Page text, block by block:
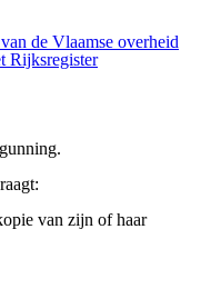
de Vlaamse overheid
Rijksregister
van zijn of haar